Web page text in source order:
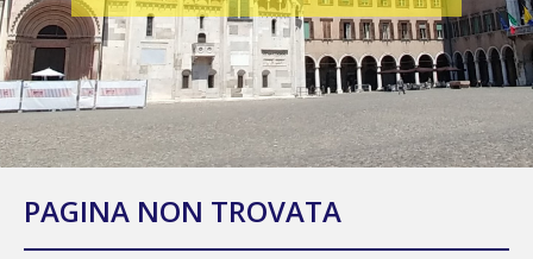
PAGINA NON TROVATA